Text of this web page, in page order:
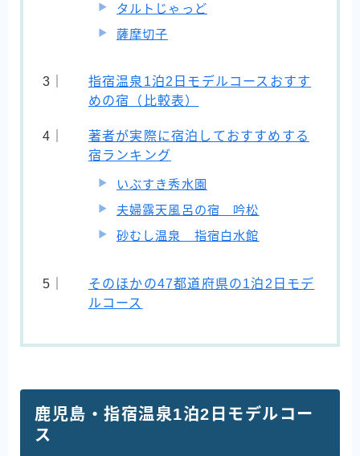
タルトじゃっど
薩摩切子
指宿温泉1泊2日モデルコースおすす
めの宿（比較表）
著者が実際に宿泊しておすすめする
宿ランキング
いぶすき秀水園
夫婦露天風呂の宿 吟松
砂むし温泉 指宿白水館
そのほかの47都道府県の1泊2日モデ
ルコース
鹿児島・指宿温泉1泊2日モデルコー
ス